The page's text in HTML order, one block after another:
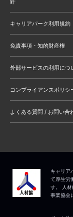
針
キャリアパーク利用規約
免責事項・知的財産権
外部サービスの利用につ
コンプライアンスポリシ
よくある質問 / お問い合